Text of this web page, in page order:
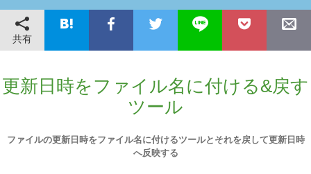
共有
更新日時をファイル名に付ける&戻す
ツール
ファイルの更新日時をファイル名に付けるツールとそれを戻して更新日時
へ反映する